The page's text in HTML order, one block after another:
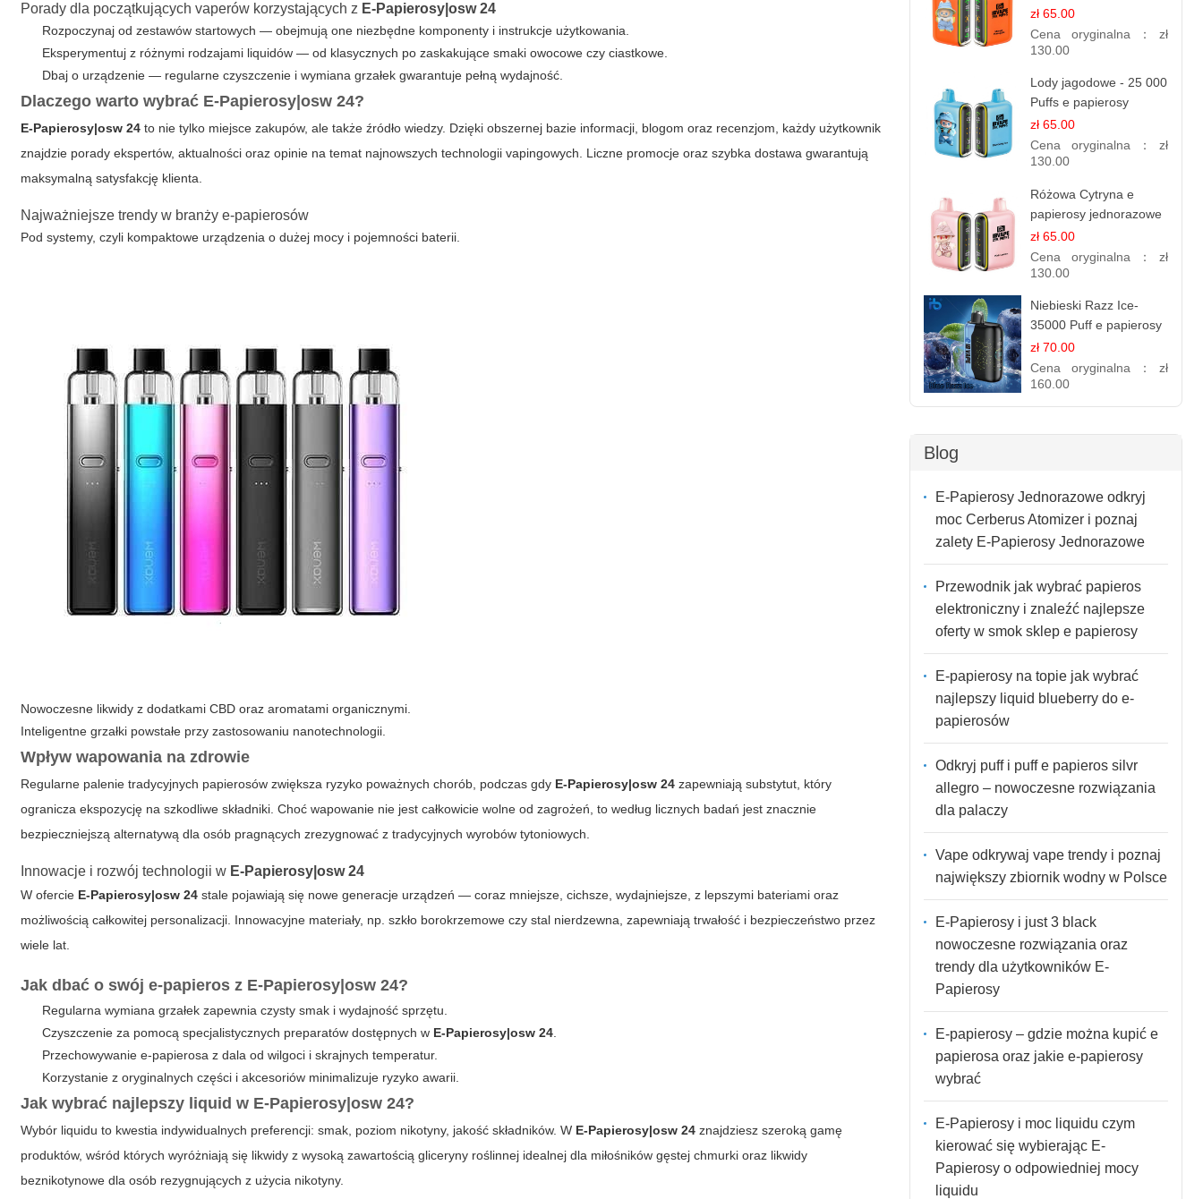
Porady dla początkujących vaperów korzystających z E-Papierosy|osw 24
Rozpoczynaj od zestawów startowych — obejmują one niezbędne komponenty i instrukcje użytkowania.
Eksperymentuj z różnymi rodzajami liquidów — od klasycznych po zaskakujące smaki owocowe czy ciastkowe.
Dbaj o urządzenie — regularne czyszczenie i wymiana grzałek gwarantuje pełną wydajność.
Dlaczego warto wybrać E-Papierosy|osw 24?
E-Papierosy|osw 24 to nie tylko miejsce zakupów, ale także źródło wiedzy. Dzięki obszernej bazie informacji, blogom oraz recenzjom, każdy użytkownik
znajdzie porady ekspertów, aktualności oraz opinie na temat najnowszych technologii vapingowych. Liczne promocje oraz szybka dostawa gwarantują
maksymalną satysfakcję klienta.
Najważniejsze trendy w branży e-papierosów
Pod systemy, czyli kompaktowe urządzenia o dużej mocy i pojemności baterii.
Nowoczesne likwidy z dodatkami CBD oraz aromatami organicznymi.
Inteligentne grzałki powstałe przy zastosowaniu nanotechnologii.
Wpływ wapowania na zdrowie
Regularne palenie tradycyjnych papierosów zwiększa ryzyko poważnych chorób, podczas gdy E-Papierosy|osw 24 zapewniają substytut, który
ogranicza ekspozycję na szkodliwe składniki. Choć wapowanie nie jest całkowicie wolne od zagrożeń, to według licznych badań jest znacznie
bezpieczniejszą alternatywą dla osób pragnących zrezygnować z tradycyjnych wyrobów tytoniowych.
Innowacje i rozwój technologii w E-Papierosy|osw 24
W ofercie E-Papierosy|osw 24 stale pojawiają się nowe generacje urządzeń — coraz mniejsze, cichsze, wydajniejsze, z lepszymi bateriami oraz
możliwością całkowitej personalizacji. Innowacyjne materiały, np. szkło borokrzemowe czy stal nierdzewna, zapewniają trwałość i bezpieczeństwo przez
wiele lat.
Jak dbać o swój e-papieros z E-Papierosy|osw 24?
Regularna wymiana grzałek zapewnia czysty smak i wydajność sprzętu.
Czyszczenie za pomocą specjalistycznych preparatów dostępnych w E-Papierosy|osw 24
Przechowywanie e-papierosa z dala od wilgoci i skrajnych temperatur.
Korzystanie z oryginalnych części i akcesoriów minimalizuje ryzyko awarii.
Jak wybrać najlepszy liquid w E-Papierosy|osw 24?
Wybór liquidu to kwestia indywidualnych preferencji: smak, poziom nikotyny, jakość składników. W E-Papierosy|osw 24 znajdziesz szeroką gamę
produktów, wśród których wyróżniają się likwidy z wysoką zawartością gliceryny roślinnej idealnej dla miłośników gęstej chmurki oraz likwidy
beznikotynowe dla osób rezygnujących z użycia nikotyny.
Ananas – 25,000 Puffs
zł 65.00
Cena oryginalna： zł
130.00
Lody jagodowe - 25 000
Puffs e papierosy
jednorazowe
zł 65.00
Cena oryginalna： zł
130.00
Różowa Cytryna e
papierosy jednorazowe
- 25 000 Puffs
zł 65.00
Cena oryginalna： zł
130.00
Niebieski Razz Ice-
35000 Puff e papierosy
jednorazowe
zł 70.00
Cena oryginalna： zł
160.00
Blog
E-Papierosy Jednorazowe odkryj
moc Cerberus Atomizer i poznaj
zalety E-Papierosy Jednorazowe
Przewodnik jak wybrać papieros
elektroniczny i znaleźć najlepsze
oferty w smok sklep e papierosy
E-papierosy na topie jak wybrać
najlepszy liquid blueberry do e-
papierosów
Odkryj puff i puff e papieros silvr
allegro – nowoczesne rozwiązania
dla palaczy
Vape odkrywaj vape trendy i poznaj
największy zbiornik wodny w Polsce
E-Papierosy i just 3 black
nowoczesne rozwiązania oraz
trendy dla użytkowników E-
Papierosy
E-papierosy – gdzie można kupić e
papierosa oraz jakie e-papierosy
wybrać
E-Papierosy i moc liquidu czym
kierować się wybierając E-
Papierosy o odpowiedniej mocy
liquidu